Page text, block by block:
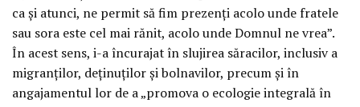
ca și atunci, ne permit să fim prezenți acolo unde fratele
sau sora este cel mai rănit, acolo unde Domnul ne vrea”.
În acest sens, i-a încurajat în slujirea săracilor, inclusiv a
migranților, deținuților și bolnavilor, precum și în
angajamentul lor de a „promova o ecologie integrală în